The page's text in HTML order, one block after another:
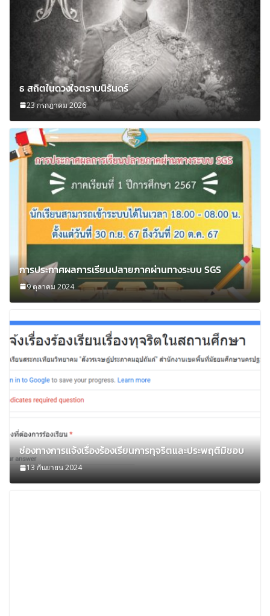
ธ สถิตในดวงใจตราบนิรันดร์
23 กรกฎาคม 2026
การประกาศผลการเรียนปลายภาคผ่านทางระบบ SGS
9 ตุลาคม 2024
ช่องทางการแจ้งเรื่องร้องเรียนการทุจริตและประพฤติมิชอบ
13 กันยายน 2024